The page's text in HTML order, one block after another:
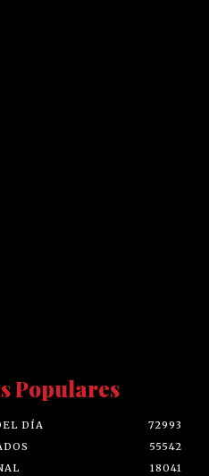
Populares
DÍA
72993
55542
18041